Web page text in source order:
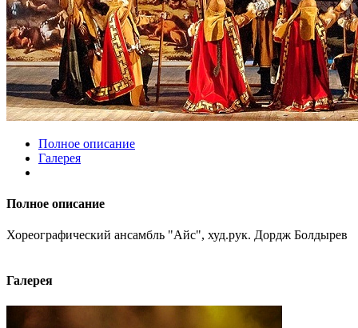
Полное описание
Галерея
Полное описание
Хореографический ансамбль "Айс", худ.рук. Дордж Болдырев
Галерея